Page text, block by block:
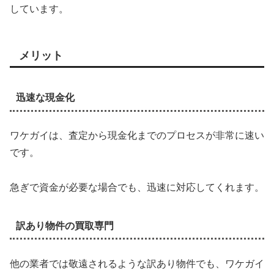
しています。
メリット
迅速な現金化
ワケガイは、査定から現金化までのプロセスが非常に速い
です。
急ぎで資金が必要な場合でも、迅速に対応してくれます。
訳あり物件の買取専門
他の業者では敬遠されるような訳あり物件でも、ワケガイ